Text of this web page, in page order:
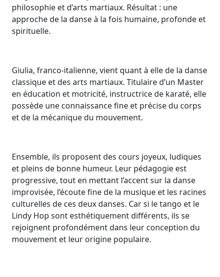
philosophie et d’arts martiaux. Résultat : une
approche de la danse à la fois humaine, profonde et
spirituelle.
Giulia, franco-italienne, vient quant à elle de la danse
classique et des arts martiaux. Titulaire d’un Master
en éducation et motricité, instructrice de karaté, elle
possède une connaissance fine et précise du corps
et de la mécanique du mouvement.
Ensemble, ils proposent des cours joyeux, ludiques
et pleins de bonne humeur. Leur pédagogie est
progressive, tout en mettant l’accent sur la danse
improvisée, l’écoute fine de la musique et les racines
culturelles de ces deux danses. Car si le tango et le
Lindy Hop sont esthétiquement différents, ils se
rejoignent profondément dans leur conception du
mouvement et leur origine populaire.